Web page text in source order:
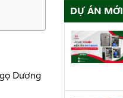
Dương
DỰ ÁN MỚI